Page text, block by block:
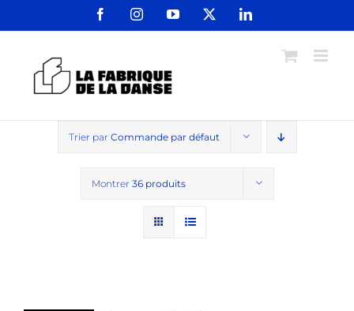
FacebookInstagramYouTube LinkedIn
Trier par Commande par défaut
Montrer 36 produits